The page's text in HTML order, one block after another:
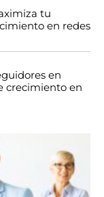
tu
en redes
en
crecimiento en